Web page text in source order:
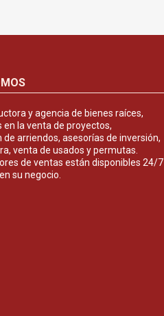
y agencia de bienes raíces,
en la venta de proyectos,
arriendos, asesorías de inversión,
venta de usados y permutas.
de ventas están disponibles 24/7
su negocio.